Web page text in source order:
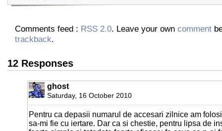
Comments feed : RSS 2.0. Leave your own comment
trackback.
12 Responses
ghost
Saturday, 16 October 2010
Pentru ca depasii numarul de accesari zilnice am
sa-mi fie cu iertare. Dar ca si chestie, pentru lipsa de